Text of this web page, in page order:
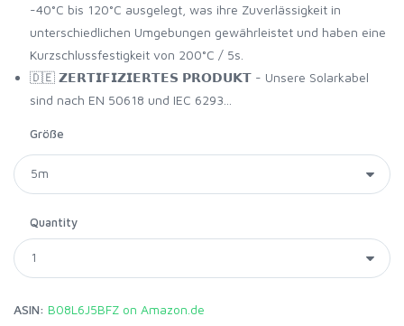
-40°C bis 120°C ausgelegt, was ihre Zuverlässigkeit in
unterschiedlichen Umgebungen gewährleistet und haben eine
Kurzschlussfestigkeit von 200°C / 5s.
🇩🇪 𝗭𝗘𝗥𝗧𝗜𝗙𝗜𝗭𝗜𝗘𝗥𝗧𝗘𝗦 𝗣𝗥𝗢𝗗𝗨𝗞𝗧 - Unsere Solarkabel
sind nach EN 50618 und IEC 6293...
Größe
Quantity
ASIN: B08L6J5BFZ on Amazon.de